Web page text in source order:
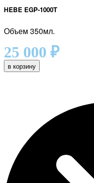
HEBE EGP-1000T
Объем 350мл.
25 000 ₽
в корзину